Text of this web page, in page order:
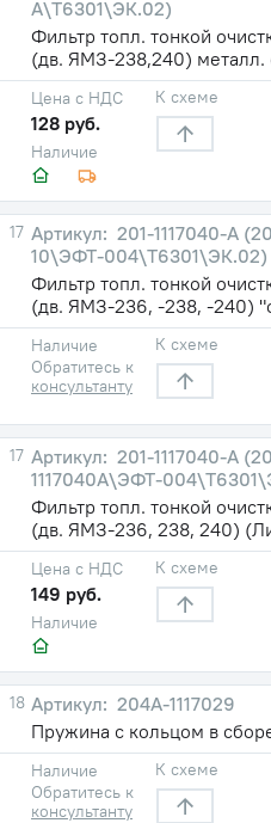
А\Т6301\ЭК.02)
Фильтр топл. тонкой
(дв. ЯМЗ-238,240) металл.
Наличие
Цена с НДС
128 руб.
К схеме
17
201-1117040-А
10\ЭФТ-004\Т6301\ЭК.02)
Фильтр топл. тонкой
(дв. ЯМЗ-236, -238, -240)
Наличие
Обратитесь к
консультанту
К схеме
17
201-1117040-А
1117040А\ЭФТ-
Фильтр топл. тонкой
(дв. ЯМЗ-236, 238, 240)
Наличие
Цена с НДС
149 руб.
К схеме
18
204А-1117029
Пружина с кольцом в
Наличие
Обратитесь к
консультанту
К схеме